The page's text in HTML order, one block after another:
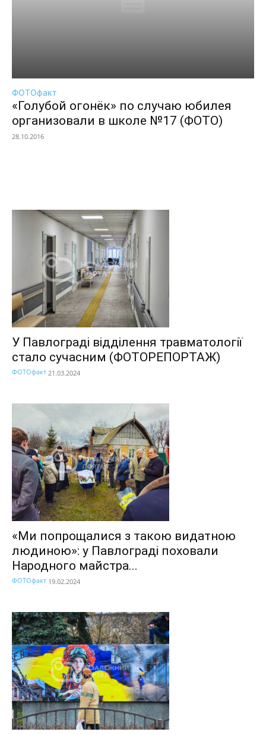
ФОТОфакт
«Голубой огонёк» по случаю юбилея
организовали в школе №17 (ФОТО)
28.10.2016
У Павлограді відділення травматології
стало сучасним (ФОТОРЕПОРТАЖ)
ФОТОфакт 21.03.2024
«Ми попрощалися з такою видатною
людиною»: у Павлограді поховали
Народного майстра...
ФОТОфакт 19.02.2024